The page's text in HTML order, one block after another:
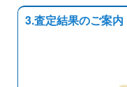
3.査定結果のご案内